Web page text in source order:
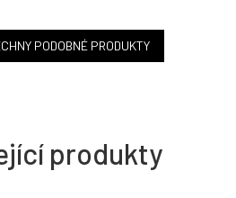
produkty
PODOBNÉ PRODUKTY